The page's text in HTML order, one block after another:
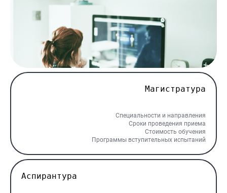
Магистратура
Специальности и направления
Сроки проведения приема
Стоимость обучения
Программы вступительных испытаний
Аспирантура